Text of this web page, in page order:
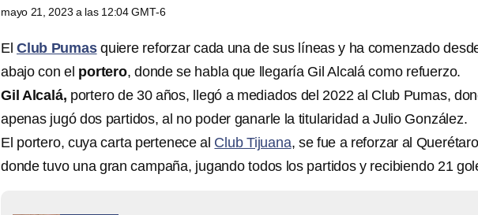
mayo 21, 2023 a las 12:04 GMT-6
El Club Pumas quiere reforzar cada una de sus líneas y ha comenzado
abajo con el portero, donde se habla que llegaría Gil Alcalá como refuerzo.
Gil Alcalá, portero de 30 años, llegó a mediados del 2022 al Club Pumas,
apenas jugó dos partidos, al no poder ganarle la titularidad a Julio González.
El portero, cuya carta pertenece al Club Tijuana, se fue a reforzar al
donde tuvo una gran campaña, jugando todos los partidos y recibiendo 21